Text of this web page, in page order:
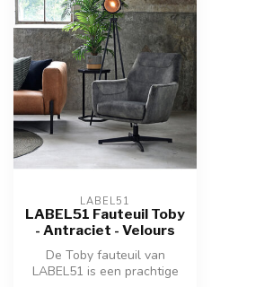
LABEL51
LABEL51 Fauteuil Toby
- Antraciet - Velours
De Toby fauteuil van
LABEL51 is een prachtige